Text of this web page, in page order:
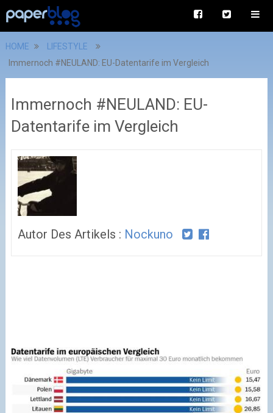
HOME
LIFESTYLE
Immernoch #NEULAND: EU-Datentarife im Vergleich
Immernoch #NEULAND: EU-
Datentarife im Vergleich
Autor Des Artikels : Nockuno